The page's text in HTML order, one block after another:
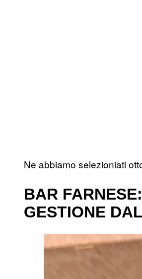
Ne abbiamo selezioniati
BAR
GESTIONE